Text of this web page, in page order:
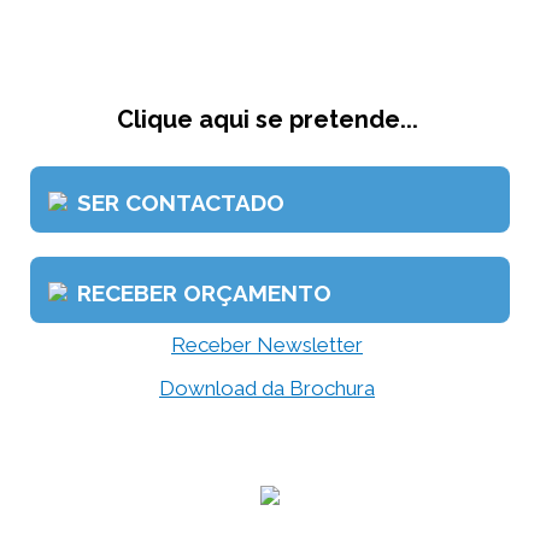
Clique aqui se pretende...
SER CONTACTADO
RECEBER ORÇAMENTO
Receber Newsletter
Download da Brochura